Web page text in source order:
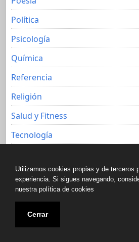
Política
Psicología
Química
Referencia
Religión
Salud y Fitness
Tecnología
Biblioteca libre de Javier
Utilizamos cookies propias y de terceros
experiencia. Si sigues navegando,
nuestra política de cookies
Cerrar